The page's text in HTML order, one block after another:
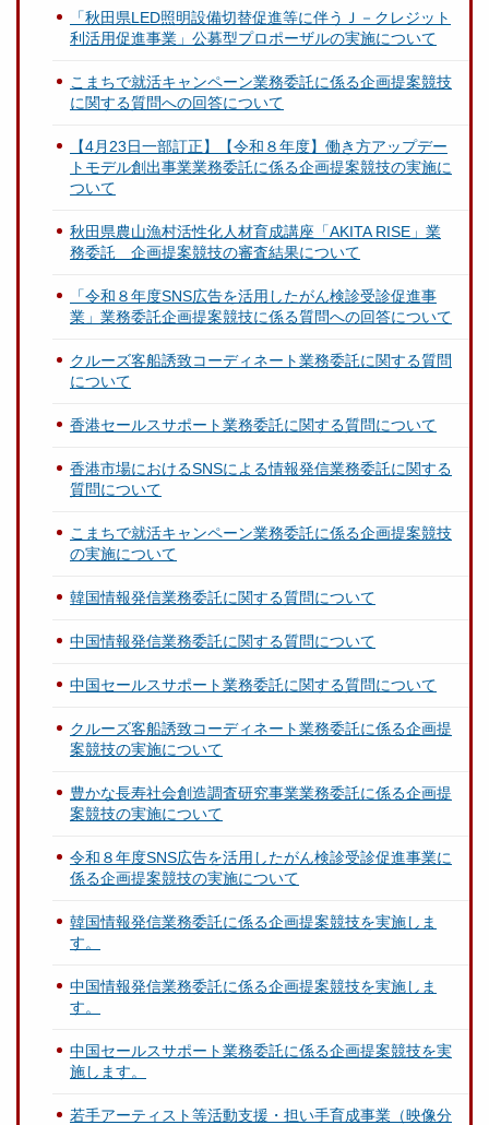
「秋田県LED照明設備切替促進等に伴うＪ－クレジット
利活用促進事業」公募型プロポーザルの実施について
こまちで就活キャンペーン業務委託に係る企画提案競技
に関する質問への回答について
【4月23日一部訂正】【令和８年度】働き方アップデー
トモデル創出事業業務委託に係る企画提案競技の実施に
ついて
秋田県農山漁村活性化人材育成講座「AKITA RISE」業
務委託 企画提案競技の審査結果について
「令和８年度SNS広告を活用したがん検診受診促進事
業」業務委託企画提案競技に係る質問への回答について
クルーズ客船誘致コーディネート業務委託に関する質問
について
香港セールスサポート業務委託に関する質問について
香港市場におけるSNSによる情報発信業務委託に関する
質問について
こまちで就活キャンペーン業務委託に係る企画提案競技
の実施について
韓国情報発信業務委託に関する質問について
中国情報発信業務委託に関する質問について
中国セールスサポート業務委託に関する質問について
クルーズ客船誘致コーディネート業務委託に係る企画提
案競技の実施について
豊かな長寿社会創造調査研究事業業務委託に係る企画提
案競技の実施について
令和８年度SNS広告を活用したがん検診受診促進事業に
係る企画提案競技の実施について
韓国情報発信業務委託に係る企画提案競技を実施しま
す。
中国情報発信業務委託に係る企画提案競技を実施しま
す。
中国セールスサポート業務委託に係る企画提案競技を実
施します。
若手アーティスト等活動支援・担い手育成事業（映像分